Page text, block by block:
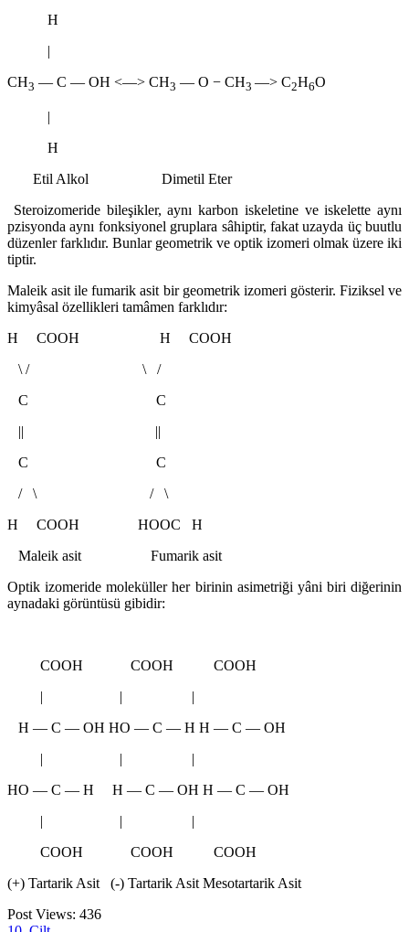
H
|
CH3 ― C ― OH <―> CH3 ― O − CH3 ―> C2H6O
|
H
Etil Alkol Dimetil Eter
Steroizomeride bileşikler, aynı karbon iskeletine ve iskelette aynı
pzisyonda aynı fonksiyonel gruplara sâhiptir, fakat uzayda üç buutlu
düzenler farklıdır. Bunlar geometrik ve optik izomeri olmak üzere iki
tiptir.
Maleik asit ile fumarik asit bir geometrik izomeri gösterir. Fiziksel ve
kimyâsal özellikleri tamâmen farklıdır:
H COOH H COOH
\ / \ /
C C
|| ||
C C
/ \ / \
H COOH HOOC H
Maleik asit Fumarik asit
Optik izomeride moleküller her birinin asimetriği yâni biri diğerinin
aynadaki görüntüsü gibidir:
COOH COOH COOH
| | |
H ― C ― OH HO ― C ― H H ― C ― OH
| | |
HO ― C ― H H ― C ― OH H ― C ― OH
| | |
COOH COOH COOH
(+) Tartarik Asit (-) Tartarik Asit Mesotartarik Asit
Post Views: 436